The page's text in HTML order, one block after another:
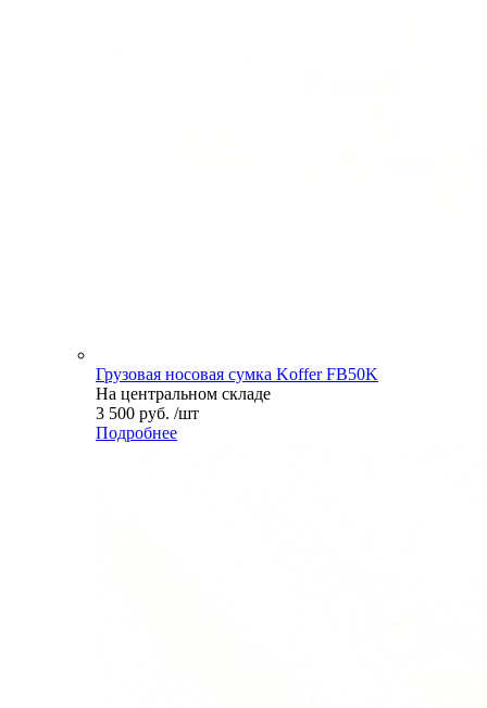
Грузовая носовая сумка Koffer FB50K
На центральном складе
3 500 руб. /шт
Подробнее